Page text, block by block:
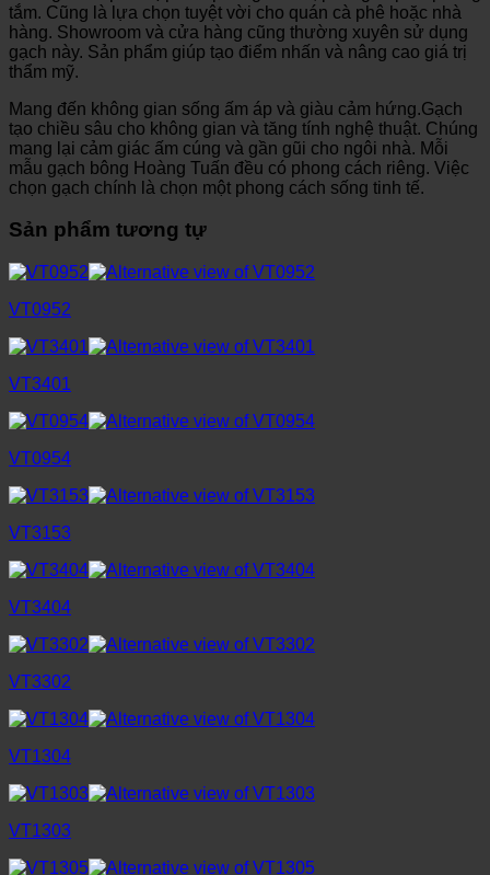
tắm. Cũng là lựa chọn tuyệt vời cho quán cà phê hoặc nhà
hàng. Showroom và cửa hàng cũng thường xuyên sử dụng
gạch này. Sản phẩm giúp tạo điểm nhấn và nâng cao giá trị
thẩm mỹ.
Mang đến không gian sống ấm áp và giàu cảm hứng.Gạch
tạo chiều sâu cho không gian và tăng tính nghệ thuật. Chúng
mang lại cảm giác ấm cúng và gần gũi cho ngôi nhà. Mỗi
mẫu gạch bông Hoàng Tuấn đều có phong cách riêng. Việc
chọn gạch chính là chọn một phong cách sống tinh tế.
Sản phẩm tương tự
VT0952
VT3401
VT0954
VT3153
VT3404
VT3302
VT1304
VT1303